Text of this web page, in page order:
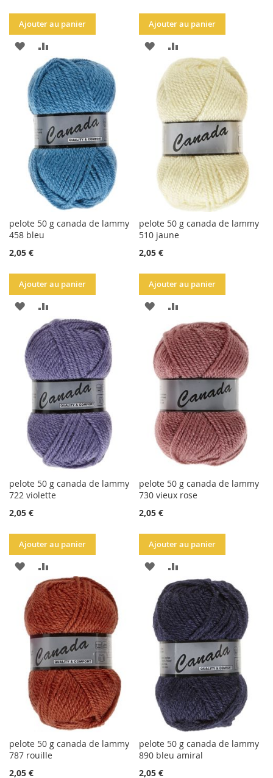
Ajouter au panier
AJOUTER
LA
LISTE
D'ACHATS
AU
COMPARATEUR
Ajouter au panier
AJOUTER
LA
LISTE
AU
COMPARATEUR
pelote 50 g canada de lammy
458 bleu
2,05 €
Ajouter au panier
AJOUTER
LA
LISTE
D'ACHATS
AU
COMPARATEUR
pelote 50 g canada de lammy
510 jaune
2,05 €
Ajouter au panier
AJOUTER
LA
LISTE
D'ACHATS
AU
COMPARATEUR
pelote 50 g canada de lammy
722 violette
2,05 €
Ajouter au panier
AJOUTER
LA
LISTE
D'ACHATS
AU
COMPARATEUR
pelote 50 g canada de lammy
730 vieux rose
2,05 €
Ajouter au panier
AJOUTER
LA
LISTE
D'ACHATS
AU
COMPARATEUR
pelote 50 g canada de lammy
787 rouille
2,05 €
pelote 50 g canada de lammy
890 bleu amiral
2,05 €